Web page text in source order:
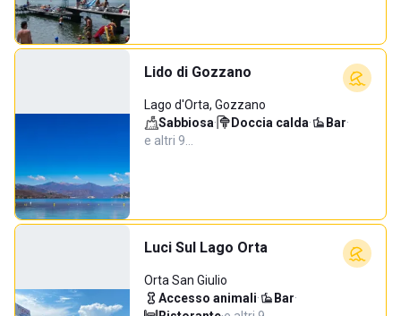
Lido di Gozzano
Lago d'Orta, Gozzano
Sabbiosa· Doccia calda· Bar·
e altri 9…
Luci Sul Lago Orta
Orta San Giulio
Accesso animali· Bar·